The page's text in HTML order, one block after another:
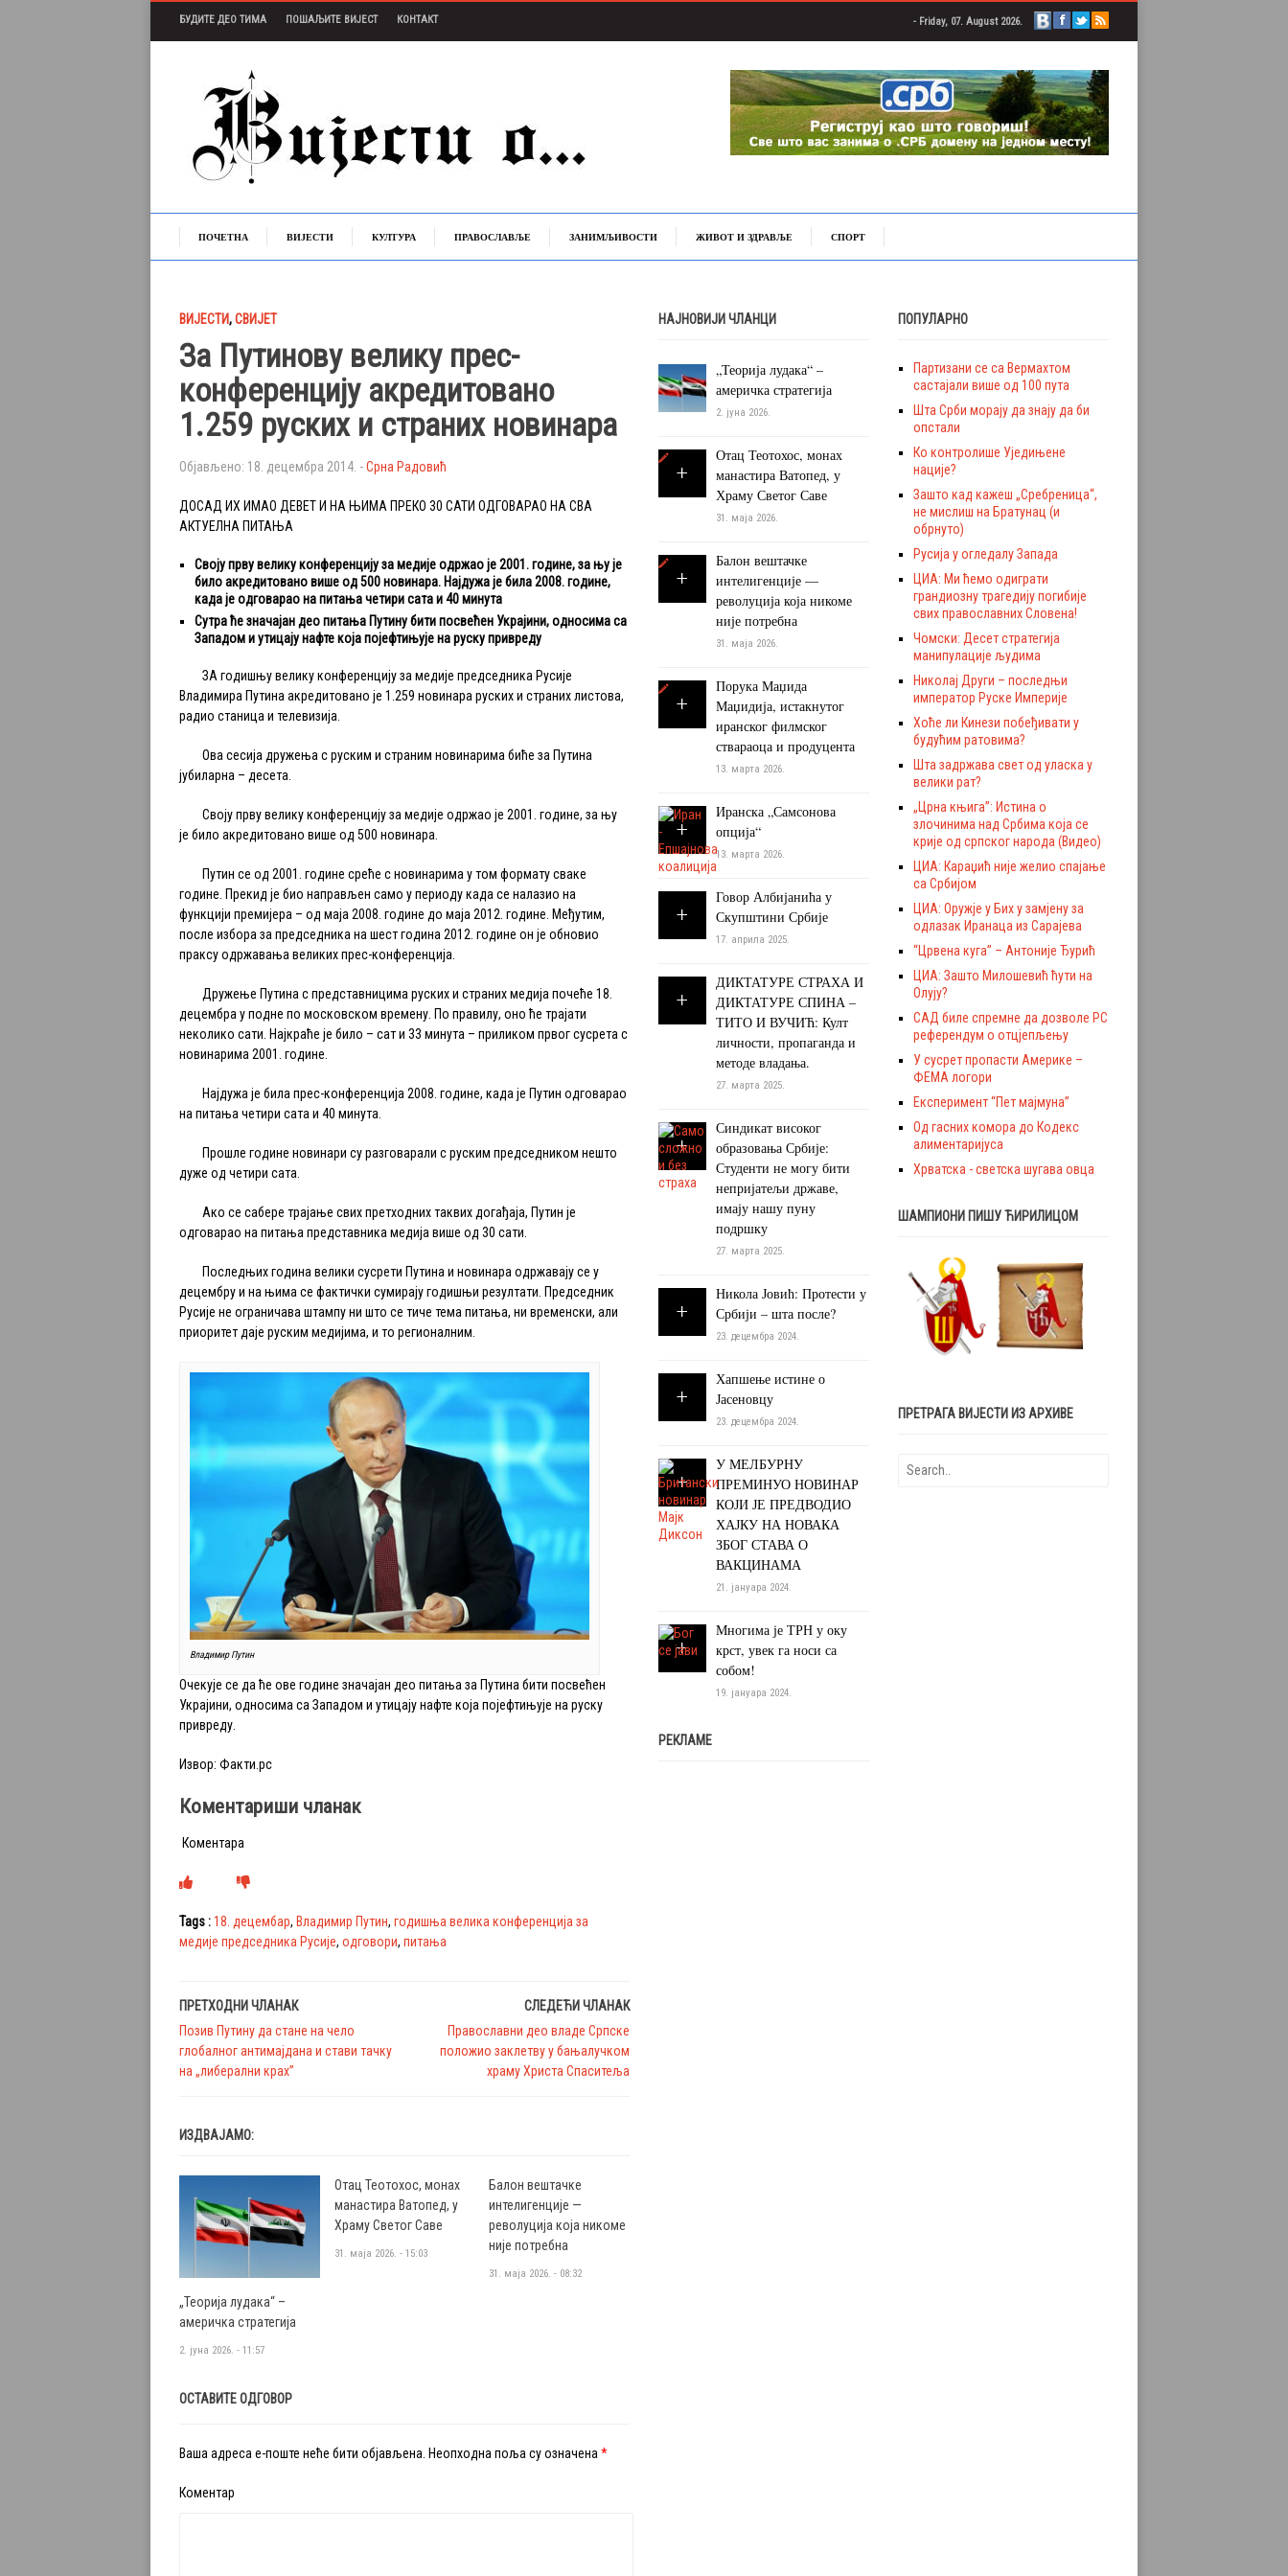
БУДИТЕ ДЕО ТИМА ПОШАЉИТЕ ВИЈЕСТ КОНТАКТ - Friday, 07. August 2026.
ПОЧЕТНА ВИЈЕСТИ КУЛТУРА ПРАВОСЛАВЉЕ ЗАНИМЉИВОСТИ ЖИВОТ И ЗДРАВЉЕ СПОРТ
ВИЈЕСТИ,СВИЈЕТ
За Путинову велику прес-
конференцију акредитовано
1.259 руских и страних новинара
Објављено: 18. децембра 2014. -Срна Радовић
ДОСАД ИХ ИМАО ДЕВЕТ И НА ЊИМА ПРЕКО 30 САТИ ОДГОВАРАО НА СВА
АКТУЕЛНА ПИТАЊА
Своју прву велику конференцију за медије одржао је 2001. године, за њу је
било акредитовано више од 500 новинара. Најдужа је била 2008. године,
када је одговарао на питања четири сата и 40 минута
Сутра ће значајан део питања Путину бити посвећен Украјини, односима са
Западом и утицају нафте која појефтињује на руску привреду
ЗА годишњу велику конференцију за медије председника Русије
Владимира Путина акредитовано је 1.259 новинара руских и страних листова,
радио станица и телевизија.
Ова сесија дружења с руским и страним новинарима биће за Путина
јубиларна – десета.
Своју прву велику конференцију за медије одржао је 2001. године, за њу
је било акредитовано више од 500 новинара.
Путин се од 2001. године среће с новинарима у том формату сваке
године. Прекид је био направљен само у периоду када се налазио на
функцији премијера – од маја 2008. године до маја 2012. године. Међутим,
после избора за председника на шест година 2012. године он је обновио
праксу одржавања великих прес-конференција.
Дружење Путина с представницима руских и страних медија почеће 18.
децембра у подне по московском времену. По правилу, оно ће трајати
неколико сати. Најкраће је било – сат и 33 минута – приликом првог сусрета с
новинарима 2001. године.
Најдужа је била прес-конференција 2008. године, када је Путин одговарао
на питања четири сата и 40 минута.
Прошле године новинари су разговарали с руским председником нешто
дуже од четири сата.
Ако се сабере трајање свих претходних таквих догађаја, Путин је
одговарао на питања представника медија више од 30 сати.
Последњих година велики сусрети Путина и новинара одржавају се у
децембру и на њима се фактички сумирају годишњи резултати. Председник
Русије не ограничава штампу ни што се тиче тема питања, ни временски, али
приоритет даје руским медијима, и то регионалним.
Владимир Путин
Очекује се да ће ове године значајан део питања за Путина бити посвећен
Украјини, односима са Западом и утицају нафте која појефтињује на руску
привреду.
Извор: Факти.рс
Коментариши чланак
Коментара
Tags :18. децембар, Владимир Путин, годишња велика конференција за
медије председника Русије, одговори, питања
ПРЕТХОДНИ ЧЛАНАК
Позив Путину да стане на чело
глобалног антимајдана и стави тачку
на „либерални крах”
СЛЕДЕЋИ ЧЛАНАК
Православни део владе Српске
положио заклетву у бањалучком
храму Христа Спаситеља
ИЗДВАЈАМО:
„Теорија лудака“ –
америчка стратегија
2. јуна 2026. - 11:57
Отац Теотохос, монах
манастира Ватопед, у
Храму Светог Саве
31. маја 2026. - 15:03
Балон вештачке
интелигенције —
револуција која никоме
није потребна
31. маја 2026. - 08:32
ОСТАВИТЕ ОДГОВОР
Ваша адреса е-поште неће бити објављена. Неопходна поља су означена *
Коментар
НАЈНОВИЈИ ЧЛАНЦИ
„Теорија лудака“ –
америчка стратегија
2. јуна 2026.
Отац Теотохос, монах
манастира Ватопед, у
Храму Светог Саве
31. маја 2026.
Балон вештачке
интелигенције —
револуција која никоме
није потребна
31. маја 2026.
Порука Маџида
Маџидија, истакнутог
иранског филмског
ствараоца и продуцента
13. марта 2026.
Иранска „Самсонова
опција“
13. марта 2026.
Говор Албијанића у
Скупштини Србије
17. априла 2025.
ДИКТАТУРЕ СТРАХА И
ДИКТАТУРЕ СПИНА –
ТИТО И ВУЧИЋ: Култ
личности, пропаганда и
методе владања.
27. марта 2025.
Синдикат високог
образовања Србије:
Студенти не могу бити
непријатељи државе,
имају нашу пуну
подршку
27. марта 2025.
Никола Јовић: Протести у
Србији – шта после?
23. децембра 2024.
Хапшење истине о
Јасеновцу
23. децембра 2024.
У МЕЛБУРНУ
ПРЕМИНУО НОВИНАР
КОЈИ ЈЕ ПРЕДВОДИО
ХАЈКУ НА НОВАКА
ЗБОГ СТАВА О
ВАКЦИНАМА
21. јануара 2024.
Многима је ТРН у оку
крст, увек га носи са
собом!
19. јануара 2024.
РЕКЛАМЕ
ПОПУЛАРНО
Партизани се са Вермахтом
састајали више од 100 пута
Шта Срби морају да знају да би
опстали
Ко контролише Уједињене
нације?
Зашто кад кажеш „Сребреница“,
не мислиш на Братунац (и
обрнуто)
Русија у огледалу Запада
ЦИА: Ми ћемо одиграти
грандиозну трагедију погибије
свих православних Словена!
Чомски: Десет стратегија
манипулације људима
Николај Други – последњи
император Руске Империје
Хоће ли Кинези побеђивати у
будућим ратовима?
Шта задржава свет од уласка у
велики рат?
„Црна књига”: Истина о
злочинима над Србима која се
крије од српског народа (Видео)
ЦИА: Караџић није желио спајање
са Србијом
ЦИА: Оружје у Бих у замјену за
одлазак Иранаца из Сарајева
“Црвена куга” – Антоније Ђурић
ЦИА: Зашто Милошевић ћути на
Олују?
САД биле спремне да дозволе РС
референдум о отцјепљењу
У сусрет пропасти Америке –
ФЕМА логори
Експеримент “Пет мајмуна”
Од гасних комора до Кодекс
алиментаријуса
Хрватска - светска шугава овца
ШАМПИОНИ ПИШУ ЋИРИЛИЦОМ
ПРЕТРАГА ВИЈЕСТИ ИЗ АРХИВЕ